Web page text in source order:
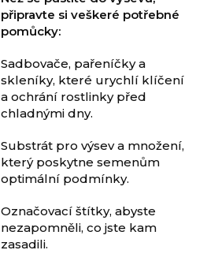
připravte si veškeré potřebné
pomůcky:
Sadbovače, pařeníčky a
skleníky, které urychlí klíčení
a ochrání rostlinky před
chladnými dny.
Substrát pro výsev a množení,
který poskytne semenům
optimální podmínky.
Označovací štítky, abyste
nezapomněli, co jste kam
zasadili.